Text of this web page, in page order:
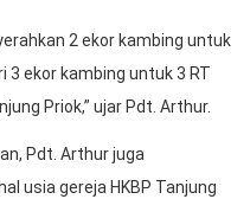
2 ekor kambing untuk
3 ekor kambing untuk 3 RT
Priok,” ujar Pdt. Arthur.
Pdt. Arthur juga
usia gereja HKBP Tanjung